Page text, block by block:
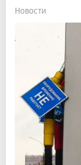
Новости